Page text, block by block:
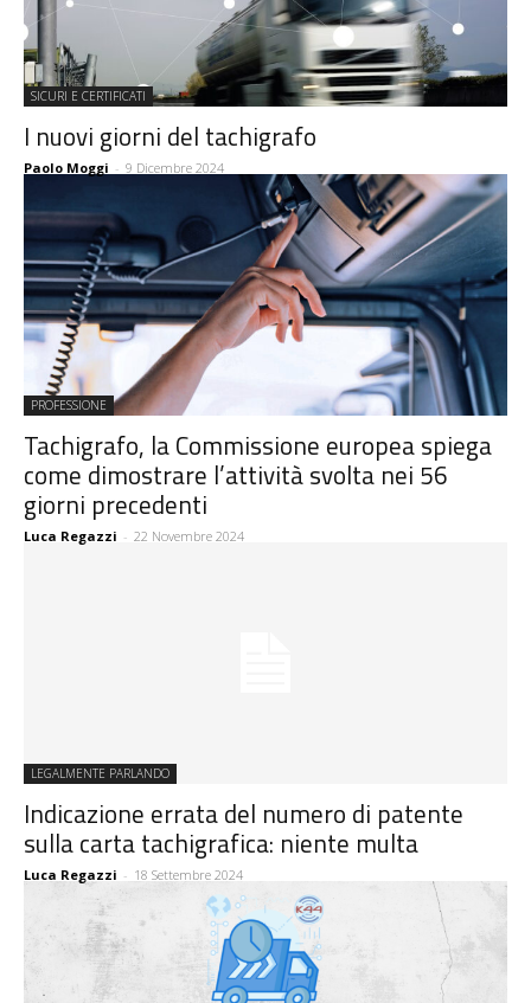
SICURI E CERTIFICATI
I nuovi giorni del tachigrafo
Paolo Moggi - 9 Dicembre 2024
PROFESSIONE
Tachigrafo, la Commissione europea spiega
come dimostrare l’attività svolta nei 56
giorni precedenti
Luca Regazzi - 22 Novembre 2024
LEGALMENTE PARLANDO
Indicazione errata del numero di patente
sulla carta tachigrafica: niente multa
Luca Regazzi - 18 Settembre 2024